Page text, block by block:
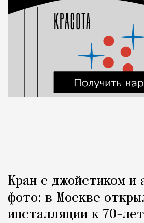
Кран с джойстиком и
фото: в Москве
инсталляции к 70-